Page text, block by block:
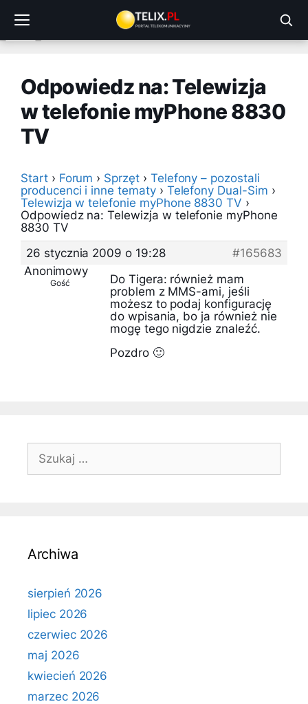
treści
Odpowiedz na: Telewizja
w telefonie myPhone 8830
TV
Start › Forum › Sprzęt › Telefony – pozostali
producenci i inne tematy › Telefony Dual-Sim ›
Telewizja w telefonie myPhone 8830 TV ›
Odpowiedz na: Telewizja w telefonie myPhone
8830 TV
26 stycznia 2009 o 19:28
#165683
Anonimowy
Gość
Do Tigera: również mam
problem z MMS-ami, jeśli
możesz to podaj konfigurację
do wpisania, bo ja również nie
mogę tego nigdzie znaleźć.
Pozdro 🙂
Szukaj:
Archiwa
sierpień 2026
lipiec 2026
czerwiec 2026
maj 2026
kwiecień 2026
marzec 2026